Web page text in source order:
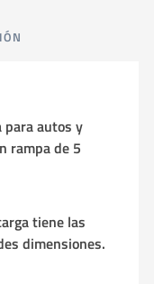
para autos y
rampa de 5
tiene las
dimensiones.